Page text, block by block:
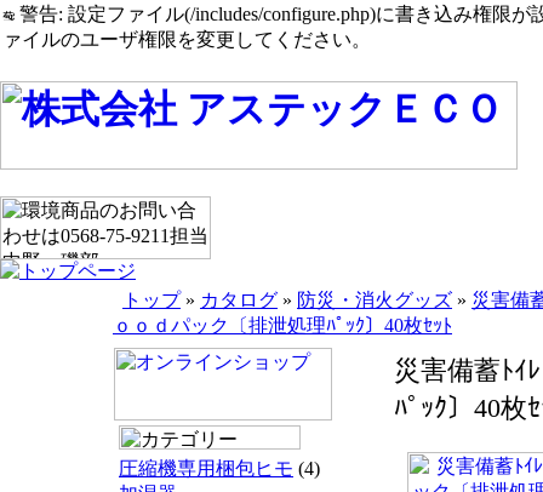
警告: 設定ファイル(/includes/configure.php)に書き込み権限が
ァイルのユーザ権限を変更してください。
トップ» カタログ » 防災・消火グッズ » 災害備
ｏｏｄパック〔排泄処理ﾊﾟｯｸ〕40枚ｾｯﾄ
圧縮機専用梱包ヒモ (4)
災害備蓄ﾄｲ
ﾊﾟｯｸ〕40枚